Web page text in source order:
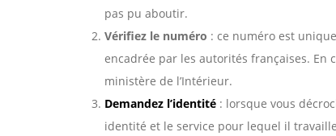
pas pu aboutir.
Vérifiez le numéro : ce numéro est
encadrée par les autorités françaises. En
ministère de l’Intérieur.
Demandez l’identité : lorsque vous
identité et le service pour lequel il